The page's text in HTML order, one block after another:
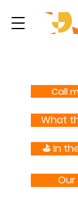
Call
What
⛳️ In